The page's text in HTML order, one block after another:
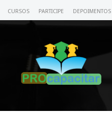
CURSOS PARTICIPE DEPOIMENTOS